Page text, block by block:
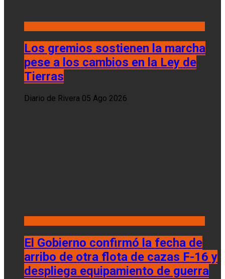
Los gremios sostienen la marcha
pese a los cambios en la Ley de
Tierras
Diario de Rivera 05 Ago 2026
El Gobierno confirmó la fecha de
arribo de otra flota de cazas F-16 y
despliega equipamiento de guerra